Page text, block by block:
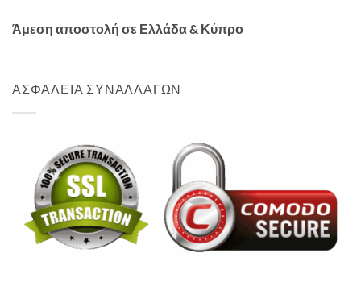
Άμεση αποστολή σε Ελλάδα & Κύπρο
ΑΣΦΑΛΕΙΑ ΣΥΝΑΛΛΑΓΩΝ